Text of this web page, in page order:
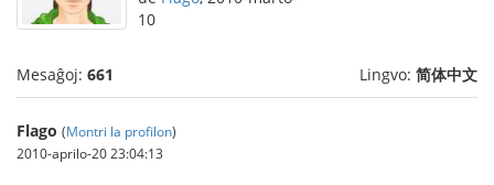
10
Mesaĝoj: 661 Lingvo: 简体中文
Flago (Montri la profilon)
2010-aprilo-20 23:04:13